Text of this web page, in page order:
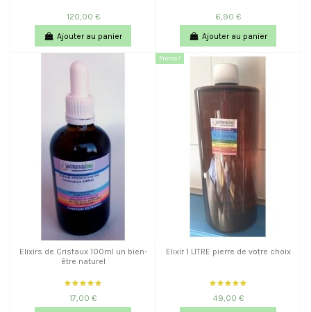
120,00 €
Ajouter au panier
6,90 €
Ajouter au panier
Elixirs de Cristaux 100ml un bien-
être naturel
17,00 €
Promo !
Elixir 1 LITRE pierre de votre choix
49,00 €